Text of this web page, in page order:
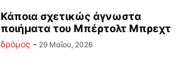
Κάποια σχετικώς άγνωστα
ποιήματα του Μπέρτολτ Μπρεχτ
δρόμος - 29 Μαΐου, 2026